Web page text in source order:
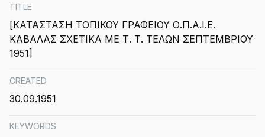
TITLE
[ΚΑΤΑΣΤΑΣΗ ΤΟΠΙΚΟΥ ΓΡΑΦΕΙΟΥ Ο.Π.Α.Ι.Ε.
ΚΑΒΑΛΑΣ ΣΧΕΤΙΚΑ ΜΕ Τ. Τ. ΤΕΛΩΝ ΣΕΠΤΕΜΒΡΙΟΥ
1951]
CREATED
30.09.1951
KEYWORDS